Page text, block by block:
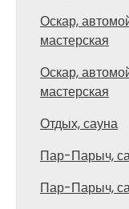
Оскар,
мастерская
Оскар,
мастерская
Отдых, сауна
Пар-Парыч,
Пар-Парыч,